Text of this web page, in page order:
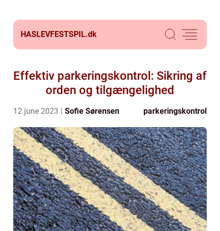
HASLEVFESTSPIL.dk
Effektiv parkeringskontrol: Sikring af
orden og tilgængelighed
12 june 2023 Sofie Sørensen parkeringskontrol